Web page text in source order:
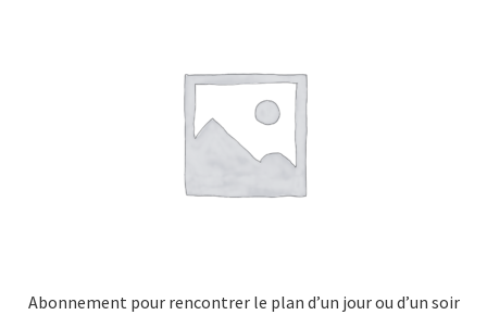
Abonnement pour rencontrer le plan d’un jour ou d’un soir